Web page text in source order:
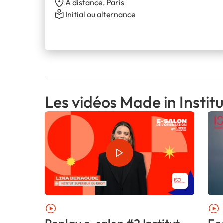
À distance, Paris
Initial ou alternance
Les vidéos Made in